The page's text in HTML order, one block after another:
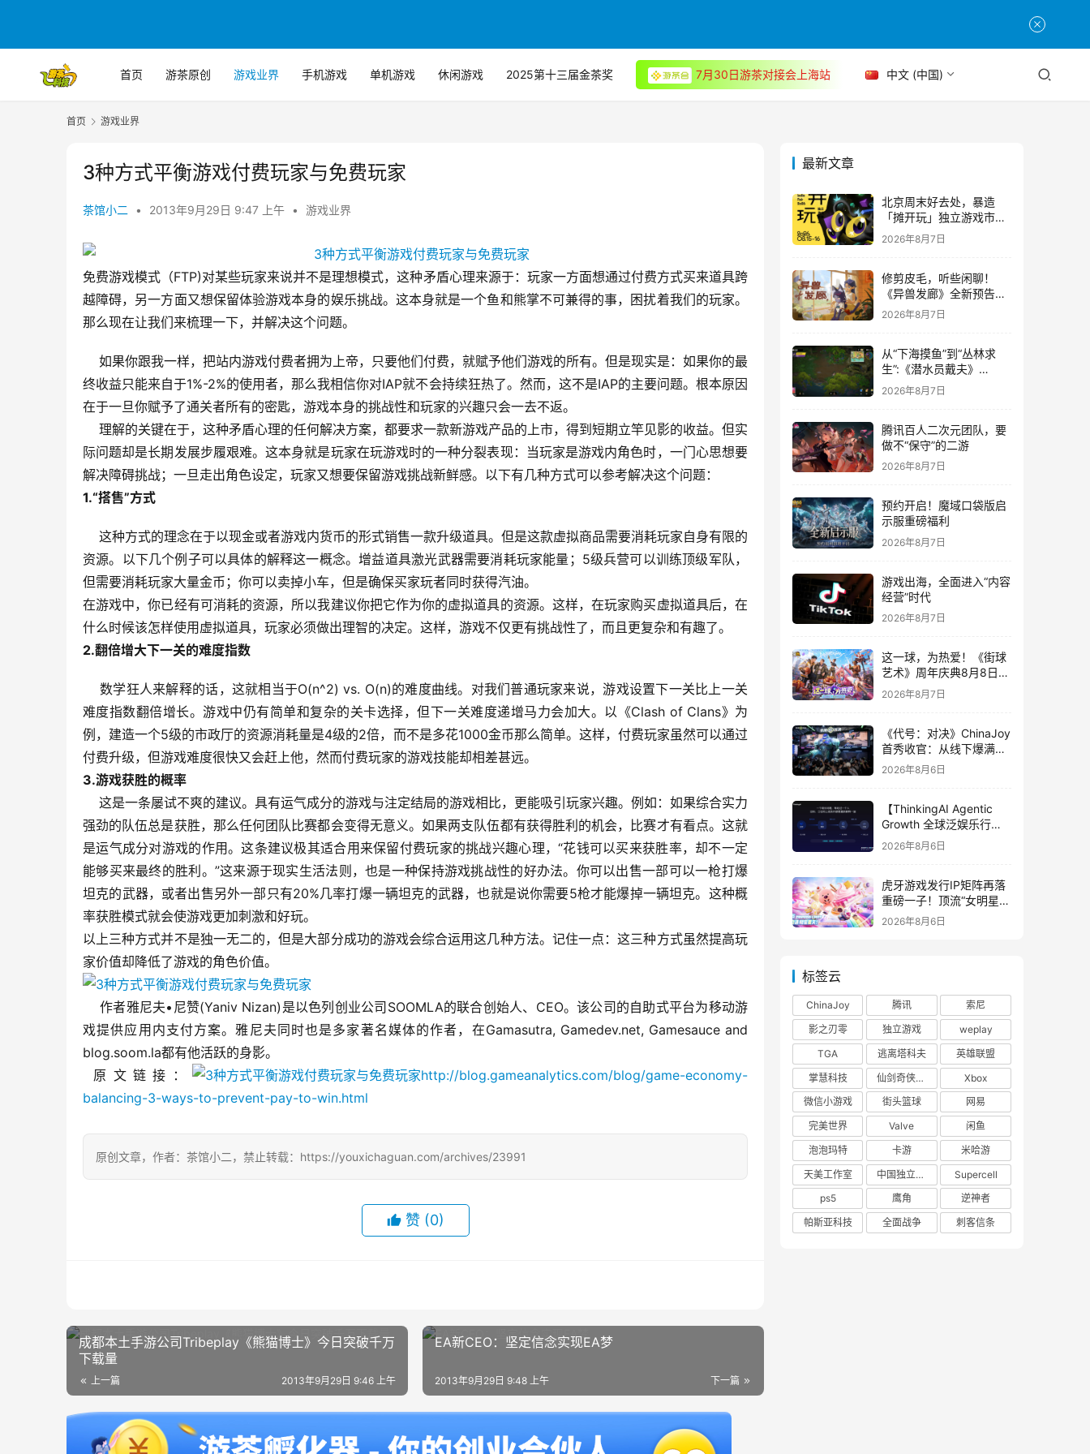
首页 游茶原创 游戏业界 手机游戏 单机游戏 休闲游戏 2025第十三届金茶奖 7月30日游茶对接会上海站 中文 (中国)
首页 游戏业界
3种方式平衡游戏付费玩家与免费玩家
茶馆小二 • 2013年9月29日 9:47 上午 • 游戏业界
免费游戏模式（FTP)对某些玩家来说并不是理想模式，这种矛盾心理来源于：玩家一方面想通过付费方式买来道具跨
越障碍，另一方面又想保留体验游戏本身的娱乐挑战。这本身就是一个鱼和熊掌不可兼得的事，困扰着我们的玩家。
那么现在让我们来梳理一下，并解决这个问题。
如果你跟我一样，把站内游戏付费者拥为上帝，只要他们付费，就赋予他们游戏的所有。但是现实是：如果你的最
终收益只能来自于1%-2%的使用者，那么我相信你对IAP就不会持续狂热了。然而，这不是IAP的主要问题。根本原因
在于一旦你赋予了通关者所有的密匙，游戏本身的挑战性和玩家的兴趣只会一去不返。
理解的关键在于，这种矛盾心理的任何解决方案，都要求一款新游戏产品的上市，得到短期立竿见影的收益。但实
际问题却是长期发展步履艰难。这本身就是玩家在玩游戏时的一种分裂表现：当玩家是游戏内角色时，一门心思想要
解决障碍挑战；一旦走出角色设定，玩家又想要保留游戏挑战新鲜感。以下有几种方式可以参考解决这个问题：
1.“搭售”方式
这种方式的理念在于以现金或者游戏内货币的形式销售一款升级道具。但是这款虚拟商品需要消耗玩家自身有限的
资源。以下几个例子可以具体的解释这一概念。增益道具激光武器需要消耗玩家能量；5级兵营可以训练顶级军队，
但需要消耗玩家大量金币；你可以卖掉小车，但是确保买家玩者同时获得汽油。
在游戏中，你已经有可消耗的资源，所以我建议你把它作为你的虚拟道具的资源。这样，在玩家购买虚拟道具后，在
什么时候该怎样使用虚拟道具，玩家必须做出理智的决定。这样，游戏不仅更有挑战性了，而且更复杂和有趣了。
2.翻倍增大下一关的难度指数
数学狂人来解释的话，这就相当于O(n^2) vs. O(n)的难度曲线。对我们普通玩家来说，游戏设置下一关比上一关
难度指数翻倍增长。游戏中仍有简单和复杂的关卡选择，但下一关难度递增马力会加大。以《Clash of Clans》为
例，建造一个5级的市政厅的资源消耗量是4级的2倍，而不是多花1000金币那么简单。这样，付费玩家虽然可以通过
付费升级，但游戏难度很快又会赶上他，然而付费玩家的游戏技能却相差甚远。
3.游戏获胜的概率
这是一条屡试不爽的建议。具有运气成分的游戏与注定结局的游戏相比，更能吸引玩家兴趣。例如：如果综合实力
强劲的队伍总是获胜，那么任何团队比赛都会变得无意义。如果两支队伍都有获得胜利的机会，比赛才有看点。这就
是运气成分对游戏的作用。这条建议极其适合用来保留付费玩家的挑战兴趣心理，“花钱可以买来获胜率，却不一定
能够买来最终的胜利。”这来源于现实生活法则，也是一种保持游戏挑战性的好办法。你可以出售一部可以一枪打爆
坦克的武器，或者出售另外一部只有20%几率打爆一辆坦克的武器，也就是说你需要5枪才能爆掉一辆坦克。这种概
率获胜模式就会使游戏更加刺激和好玩。
以上三种方式并不是独一无二的，但是大部分成功的游戏会综合运用这几种方法。记住一点：这三种方式虽然提高玩
家价值却降低了游戏的角色价值。
作者雅尼夫•尼赞(Yaniv Nizan)是以色列创业公司SOOMLA的联合创始人、CEO。该公司的自助式平台为移动游
戏提供应用内支付方案。雅尼夫同时也是多家著名媒体的作者，在Gamasutra, Gamedev.net, Gamesauce and
blog.soom.la都有他活跃的身影。
原文链接：
http://blog.gameanalytics.com/blog/game-economy-
balancing-3-ways-to-prevent-pay-to-win.html
原创文章，作者：茶馆小二，禁止转载：https://youxichaguan.com/archives/23991
赞 (0)
成都本土手游公司Tribeplay《熊猫博士》今日突破千万
下载量
上一篇 2013年9月29日 9:46 上午
EA新CEO：坚定信念实现EA梦
下一篇
2013年9月29日 9:48 上午
最新文章
北京周末好去处，暴造
「摊开玩」独立游戏市集
正式开票！
2026年8月7日
修剪皮毛，听些闲聊！
《异兽发廊》全新预告与
Steam免费试玩公开
2026年8月7日
从“下海摸鱼”到“丛林求
生”:《潜水员戴夫》
DLC《丛林》移动端定档
8月14日
2026年8月7日
腾讯百人二次元团队，要
做不“保守”的二游
2026年8月7日
预约开启！魔域口袋版启
示服重磅福利
2026年8月7日
游戏出海，全面进入“内容
经营”时代
2026年8月7日
这一球，为热爱！《街球
艺术》周年庆典8月8日正
式上线，多重福利与全新
内容同步开启
2026年8月7日
《代号：对决》ChinaJoy
首秀收官：从线下爆满看
见玩家的真实期待
2026年8月6日
【ThinkingAI Agentic
Growth 全球泛娱乐行业
峰会】Agent 时代，人到
底负责什么
2026年8月6日
虎牙游戏发行IP矩阵再落
重磅一子！顶流“女明星”
ZANMANG LOOPY 正版
2026年8月6日
标签云
ChinaJoy 腾讯
索尼
影之刃零
独立游戏
weplay
TGA
逃离塔科夫
英雄联盟
掌慧科技
仙剑奇侠传四
Xbox
微信小游戏
街头篮球
网易
完美世界
Valve
闲鱼
泡泡玛特
卡游
米哈游
天美工作室
中国独立游戏联盟
Supercell
ps5
鹰角
逆神者
帕斯亚科技
全面战争 刺客信条